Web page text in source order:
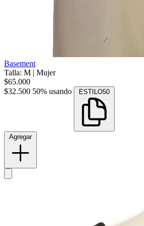
Basement
Talla: M | Mujer
$65.000
$32.500 50% usando ESTILO50
Agregar